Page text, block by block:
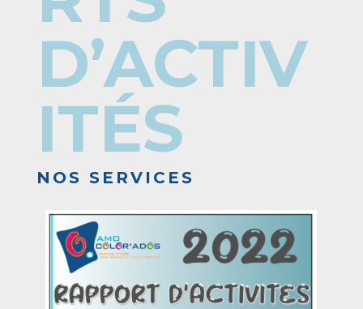
D’ACTIV
ITÉS
NOS SERVICES